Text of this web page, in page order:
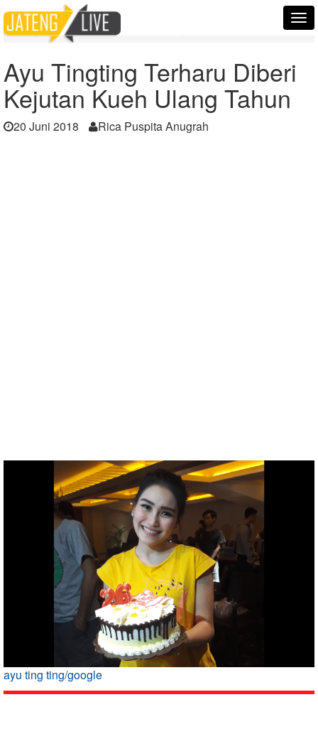
Home
Berita
Ayu Tingting Terharu Diberi Kejutan Kueh Ulang Tahun
Ayu Tingting Terharu Diberi
Kejutan Kueh Ulang Tahun
20 Juni 2018 Rica Puspita Anugrah
ayu ting ting/google